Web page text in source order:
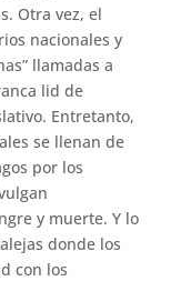
Otra vez, el
nacionales y
llamadas a
lid de
Entretanto,
se llenan de
por los
y muerte. Y lo
donde los
con los